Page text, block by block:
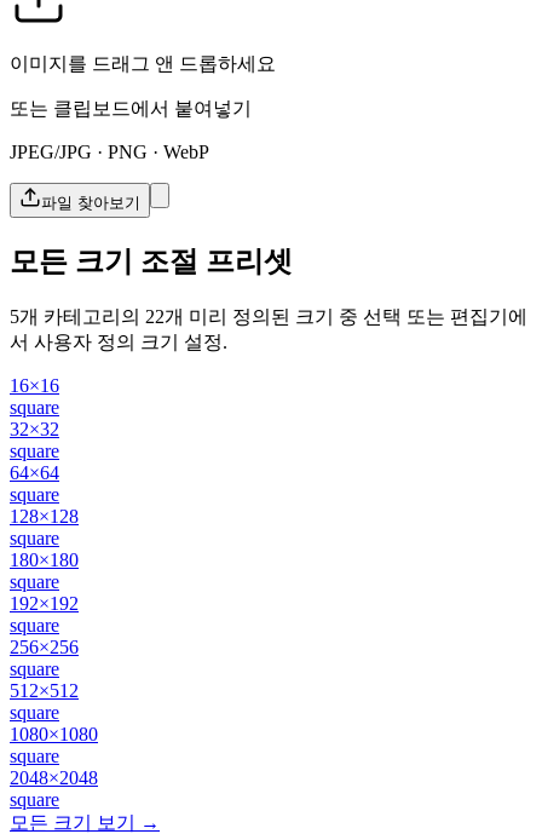
이미지를 드래그 앤 드롭하세요
또는 클립보드에서 붙여넣기
JPEG/JPG · PNG · WebP
파일 찾아보기
모든 크기 조절 프리셋
5개 카테고리의 22개 미리 정의된 크기 중 선택 또는 편집기에
서 사용자 정의 크기 설정.
16×16
square
32×32
square
64×64
square
128×128
square
180×180
square
192×192
square
256×256
square
512×512
square
1080×1080
square
2048×2048
square
모든 크기 보기 →